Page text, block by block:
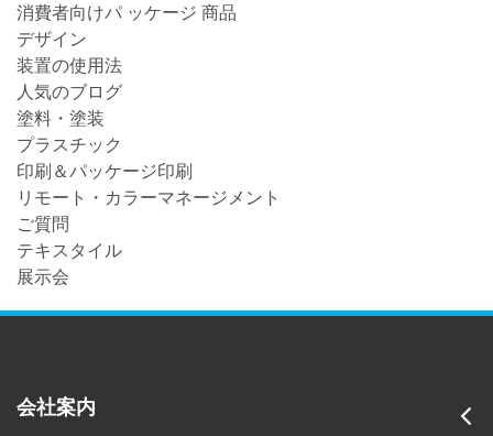
消費者向けパ ッケージ 商品
デザイン
装置の使用法
人気のブログ
塗料・塗装
プラスチック
印刷＆パッケージ印刷
リモート・カラーマネージメント
ご質問
テキスタイル
展示会
会社案内